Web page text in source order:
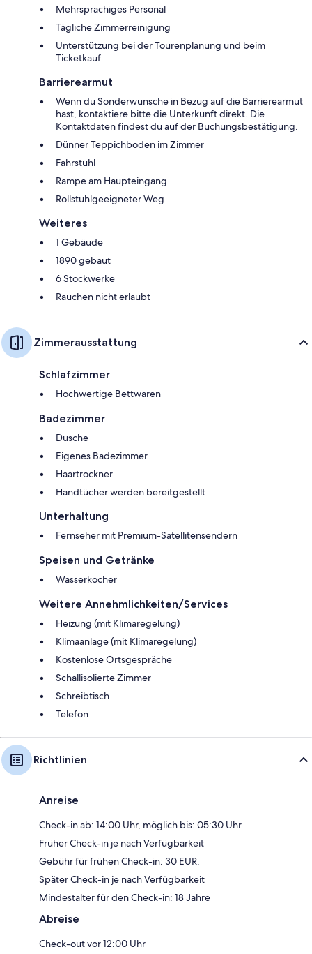
Mehrsprachiges Personal
Tägliche Zimmerreinigung
Unterstützung bei der Tourenplanung und beim
Ticketkauf
Barrierearmut
Wenn du Sonderwünsche in Bezug auf die Barrierearmut
hast, kontaktiere bitte die Unterkunft direkt. Die
Kontaktdaten findest du auf der Buchungsbestätigung.
Dünner Teppichboden im Zimmer
Fahrstuhl
Rampe am Haupteingang
Rollstuhlgeeigneter Weg
Weiteres
1 Gebäude
1890 gebaut
6 Stockwerke
Rauchen nicht erlaubt
Zimmerausstattung
Schlafzimmer
Hochwertige Bettwaren
Badezimmer
Dusche
Eigenes Badezimmer
Haartrockner
Handtücher werden bereitgestellt
Unterhaltung
Fernseher mit Premium-Satellitensendern
Speisen und Getränke
Wasserkocher
Weitere Annehmlichkeiten/Services
Heizung (mit Klimaregelung)
Klimaanlage (mit Klimaregelung)
Kostenlose Ortsgespräche
Schallisolierte Zimmer
Schreibtisch
Telefon
Richtlinien
Anreise
Check-in ab: 14:00 Uhr, möglich bis: 05:30 Uhr
Früher Check-in je nach Verfügbarkeit
Gebühr für frühen Check-in: 30 EUR.
Später Check-in je nach Verfügbarkeit
Mindestalter für den Check-in: 18 Jahre
Abreise
Check-out vor 12:00 Uhr